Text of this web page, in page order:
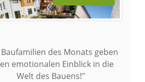
des Monats geben
emotionalen Einblick in die
Welt des Bauens!"